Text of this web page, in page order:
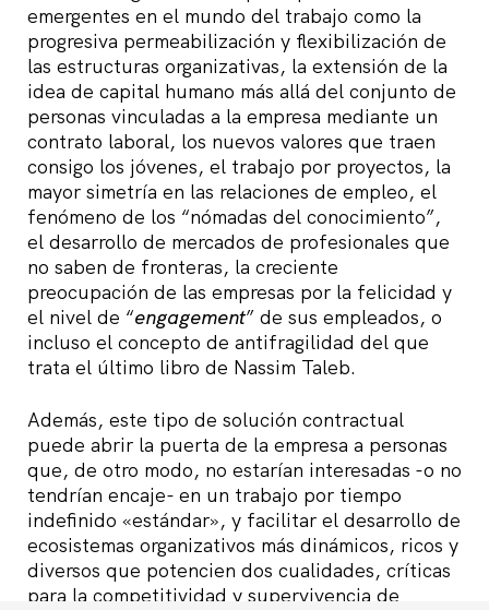
emergentes en el mundo del trabajo como la
progresiva permeabilización y flexibilización de
las estructuras organizativas, la extensión de la
idea de capital humano más allá del conjunto de
personas vinculadas a la empresa mediante un
contrato laboral, los nuevos valores que traen
consigo los jóvenes, el trabajo por proyectos, la
mayor simetría en las relaciones de empleo, el
fenómeno de los “nómadas del conocimiento”,
el desarrollo de mercados de profesionales que
no saben de fronteras, la creciente
preocupación de las empresas por la felicidad y
el nivel de “engagement” de sus empleados, o
incluso el concepto de antifragilidad del que
trata el último libro de Nassim Taleb.
Además, este tipo de solución contractual
puede abrir la puerta de la empresa a personas
que, de otro modo, no estarían interesadas -o no
tendrían encaje- en un trabajo por tiempo
indefinido «estándar», y facilitar el desarrollo de
ecosistemas organizativos más dinámicos, ricos y
diversos que potencien dos cualidades, críticas
para la competitividad y supervivencia de